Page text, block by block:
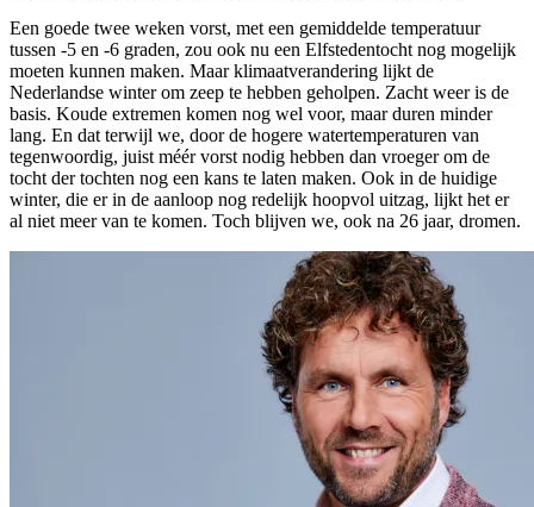
Een goede twee weken vorst, met een gemiddelde temperatuur
tussen -5 en -6 graden, zou ook nu een Elfstedentocht nog mogelijk
moeten kunnen maken. Maar klimaatverandering lijkt de
Nederlandse winter om zeep te hebben geholpen. Zacht weer is de
basis. Koude extremen komen nog wel voor, maar duren minder
lang. En dat terwijl we, door de hogere watertemperaturen van
tegenwoordig, juist méér vorst nodig hebben dan vroeger om de
tocht der tochten nog een kans te laten maken. Ook in de huidige
winter, die er in de aanloop nog redelijk hoopvol uitzag, lijkt het er
al niet meer van te komen. Toch blijven we, ook na 26 jaar, dromen.